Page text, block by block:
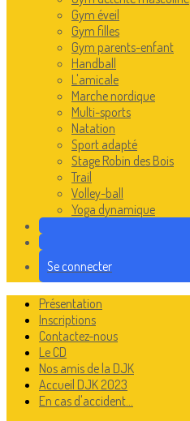
Gym éveil
Gym filles
Gym parents-enfant
Handball
L'amicale
Marche nordique
Multi-sports
Natation
Sport adapté
Stage Robin des Bois
Trail
Volley-ball
Yoga dynamique
Se connecter
Présentation
Inscriptions
Contactez-nous
Le CD
Nos amis de la DJK
Accueil DJK 2023
En cas d'accident...